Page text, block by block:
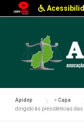
Apidep > Capa
dirigido às presidências